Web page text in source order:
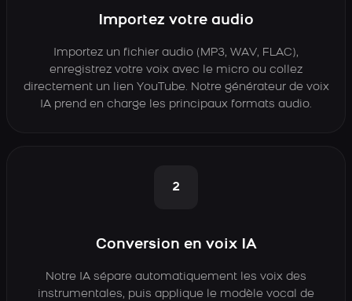
Importez votre audio
Importez un fichier audio (MP3, WAV, FLAC),
enregistrez votre voix avec le micro ou collez
directement un lien YouTube. Notre générateur de voix
IA prend en charge les principaux formats audio.
2
Conversion en voix IA
Notre IA sépare automatiquement les voix des
instrumentales, puis applique le modèle vocal de